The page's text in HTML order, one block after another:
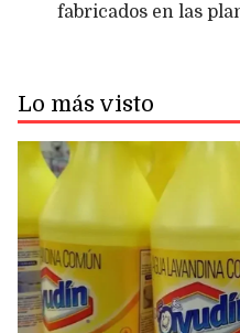
fabricados en las
Lo más visto